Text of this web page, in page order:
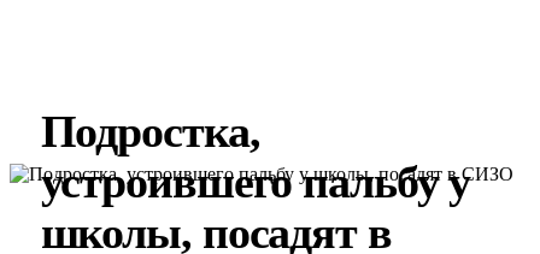
Подростка,
устроившего пальбу у
школы, посадят в